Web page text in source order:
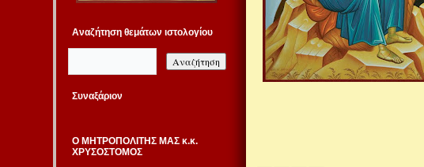
Αναζήτηση θεμάτων ιστολογίου
Συναξάριον
Ο ΜΗΤΡΟΠΟΛΙΤΗΣ ΜΑΣ κ.κ.
ΧΡΥΣΟΣΤΟΜΟΣ